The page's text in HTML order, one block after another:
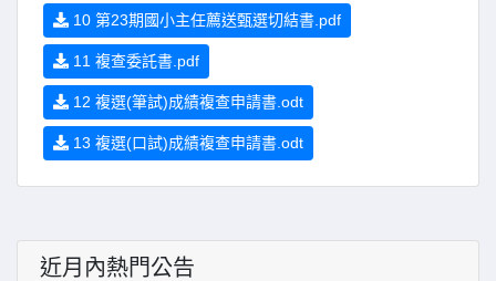
10 第23期國小主任薦送甄選切結書.pdf
11 複查委託書.pdf
12 複選(筆試)成績複查申請書.odt
13 複選(口試)成績複查申請書.odt
近月內熱門公告